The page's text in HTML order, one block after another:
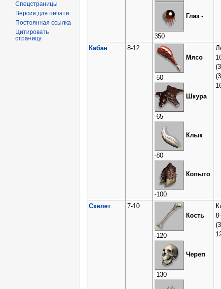
Глаз-
350
Кабан
8-12
Мясо
-50
Шкура
-65
Клык
-80
Копыто
-100
Скелет
7-10
Кость
-120
Череп
-130
Спецстраницы
Версия для печати
Постоянная ссылка
Цитировать
страницу